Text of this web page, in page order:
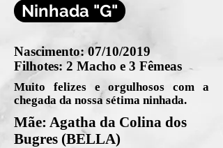
Ninhada "G"
Nascimento: 07/10/2019
Filhotes: 2 Macho e 3 Fêmeas
Muito felizes e orgulhosos com a
chegada da nossa sétima ninhada.
Mãe: Agatha da Colina dos
Bugres (BELLA)